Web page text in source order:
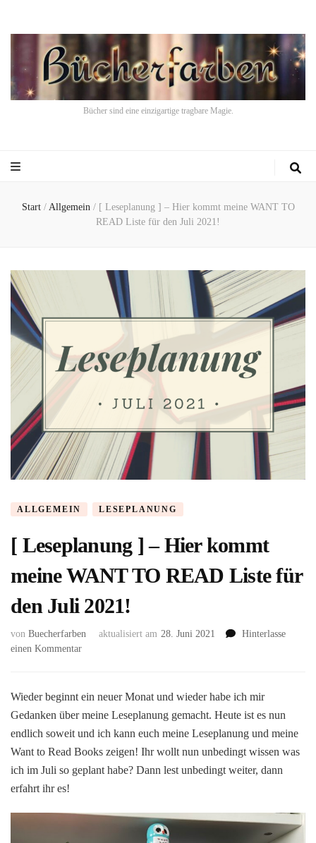
Bücher sind eine einzigartige tragbare Magie.
Start / Allgemein / [ Leseplanung ] – Hier kommt meine WANT TO
READ Liste für den Juli 2021!
ALLGEMEIN LESEPLANUNG
[ Leseplanung ] – Hier kommt
meine WANT TO READ Liste für
den Juli 2021!
von Buecherfarben aktualisiert am 28. Juni 2021
Hinterlasse
einen Kommentarzu
Hier
kommt
meine
WANT
Liste
Wieder beginnt ein neuer Monat und wieder habe ich mir
Gedanken über meine Leseplanung gemacht. Heute ist es nun
endlich soweit und ich kann euch meine Leseplanung und meine
Want to Read Books zeigen! Ihr wollt nun unbedingt wissen was
ich im Juli so geplant habe? Dann lest unbedingt weiter, dann
erfahrt ihr es!